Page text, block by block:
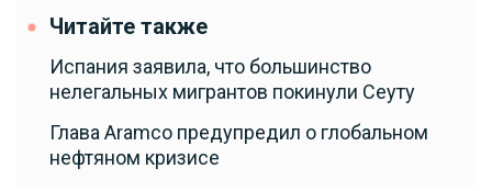
Читайте также
Испания заявила, что большинство
нелегальных мигрантов покинули Сеуту
Глава Aramco предупредил о глобальном
нефтяном кризисе